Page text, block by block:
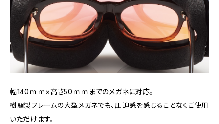
幅140ｍｍ×高さ50ｍｍまでのメガネに対応。
樹脂製フレームの大型メガネでも、圧迫感を感じることなくご使用
いただけます。